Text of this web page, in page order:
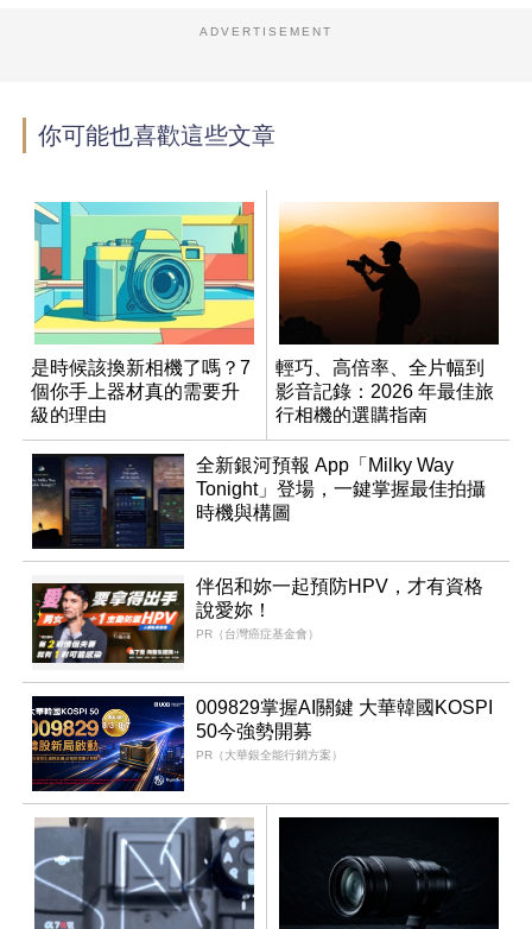
ADVERTISEMENT
你可能也喜歡這些文章
是時候該換新相機了嗎？7
個你手上器材真的需要升
級的理由
輕巧、高倍率、全片幅到
影音記錄：2026 年最佳旅
行相機的選購指南
全新銀河預報 App「Milky Way
Tonight」登場，一鍵掌握最佳拍攝
時機與構圖
伴侶和妳一起預防HPV，才有資格
說愛妳！
PR（台灣癌症基金會）
009829掌握AI關鍵 大華韓國KOSPI
50今強勢開募
PR（大華銀全能行銷方案）